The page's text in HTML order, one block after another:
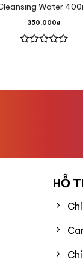
Water
350,000₫
5
HỖ